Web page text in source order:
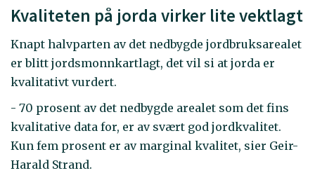
Kvaliteten på jorda virker lite vektlagt
Knapt halvparten av det nedbygde jordbruksarealet
er blitt jordsmonnkartlagt, det vil si at jorda er
kvalitativt vurdert.
- 70 prosent av det nedbygde arealet som det fins
kvalitative data for, er av svært god jordkvalitet.
Kun fem prosent er av marginal kvalitet, sier Geir-
Harald Strand.